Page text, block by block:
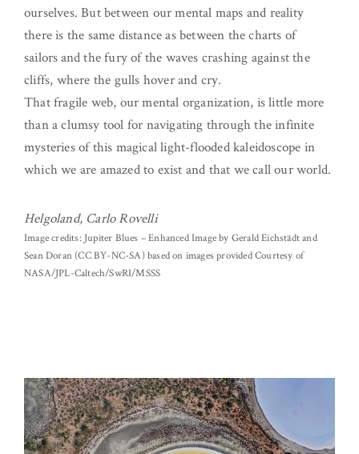
ourselves. But between our mental maps and reality
there is the same distance as between the charts of
sailors and the fury of the waves crashing against the
cliffs, where the gulls hover and cry.
That fragile web, our mental organization, is little more
than a clumsy tool for navigating through the infinite
mysteries of this magical light-flooded kaleidoscope in
which we are amazed to exist and that we call our world.
Helgoland, Carlo Rovelli
Image credits: Jupiter Blues – Enhanced Image by Gerald Eichstädt and
Sean Doran (CC BY-NC-SA) based on images provided Courtesy of
NASA/JPL-Caltech/SwRI/MSSS